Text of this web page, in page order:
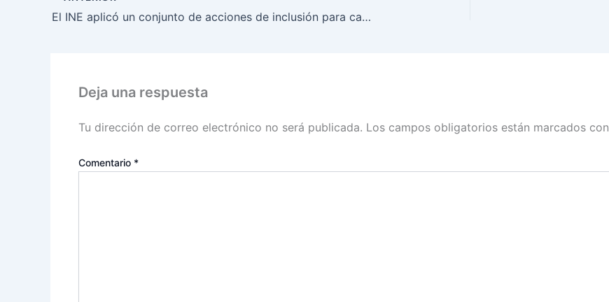
El INE aplicó un conjunto de acciones de inclusión para candidaturas: Murayama con Ana Francisca Vega
Deja una respuesta
Tu dirección de correo electrónico no será publicada. Los campos obligatorios están marcados con
Comentario *